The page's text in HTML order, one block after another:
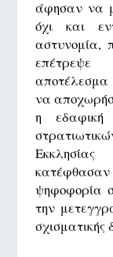
άφησαν να
όχι και
αστυνομία,
επέτρεψε
αποτέλεσμα
να
η εδαφική
ψηφοφορία
την
σχισματικής